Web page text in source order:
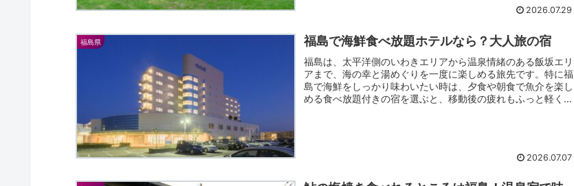
ージの独立性まで比べると、飼い主も愛犬も落ち着ける滞在先
2026.07.29
福島県 福島で海鮮食べ放題ホテルなら？大人旅の宿
福島は、太平洋側のいわきエリアから温泉情緒のある飯坂エリ
アまで、海の幸と湯めぐりを一度に楽しめる旅先です。特に福
島で海鮮をしっかり味わいたい時は、夕食や朝食で魚介を楽し
める食べ放題付きの宿を選ぶと、移動後の疲れもふっと軽くな
2026.07.07